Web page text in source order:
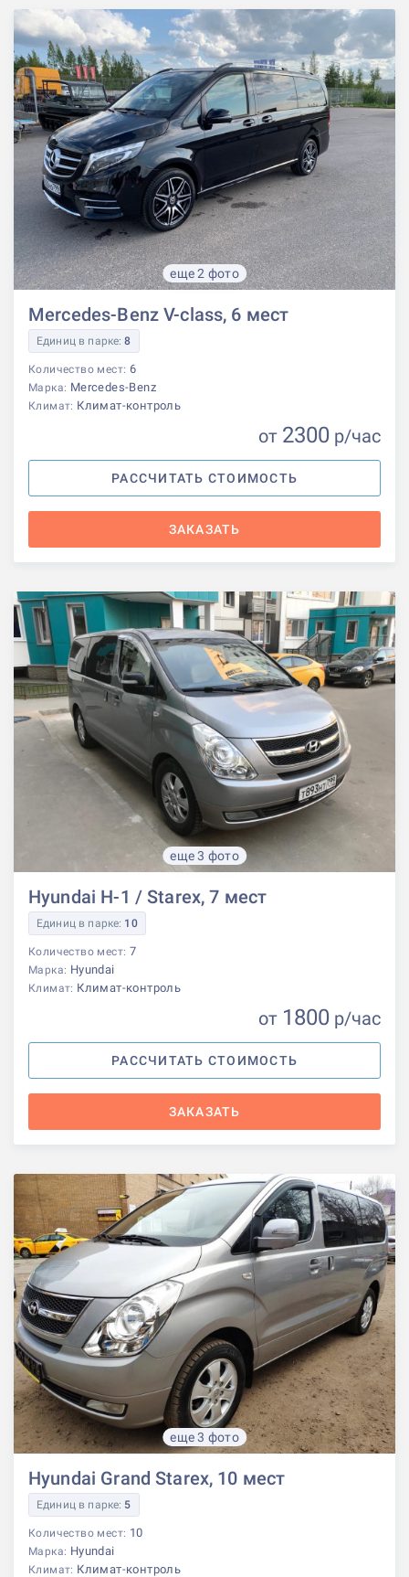
еще 2 фото
Mercedes-Benz V-class, 6 мест
Единиц в парке:8
Количество мест: 6
Марка: Mercedes-Benz
Климат: Климат-контроль
от 2300 р/час
РАССЧИТАТЬ СТОИМОСТЬ
ЗАКАЗАТЬ
еще 3 фото
Hyundai H-1 / Starex, 7 мест
Единиц в парке: 10
Количество мест: 7
Марка: Hyundai
Климат: Климат-контроль
от 1800 р/час
РАССЧИТАТЬ СТОИМОСТЬ
ЗАКАЗАТЬ
еще 3 фото
Hyundai Grand Starex, 10 мест
Единиц в парке: 5
Количество мест: 10
Марка: Hyundai
Климат: Климат-контроль